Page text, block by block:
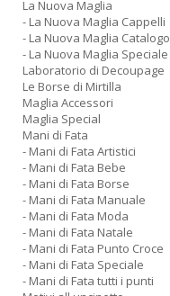
La Nuova Maglia
- La Nuova Maglia Cappelli
- La Nuova Maglia Catalogo
- La Nuova Maglia Speciale
Laboratorio di Decoupage
Le Borse di Mirtilla
Maglia Accessori
Maglia Special
Mani di Fata
- Mani di Fata Artistici
- Mani di Fata Bebe
- Mani di Fata Borse
- Mani di Fata Manuale
- Mani di Fata Moda
- Mani di Fata Natale
- Mani di Fata Punto Croce
- Mani di Fata Speciale
- Mani di Fata tutti i punti